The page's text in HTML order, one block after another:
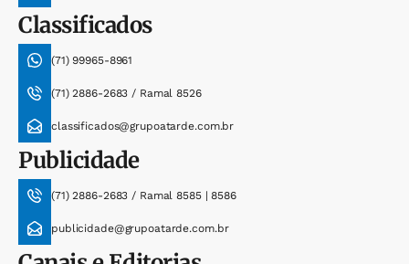
Classificados
(71) 99965-8961
(71) 2886-2683 / Ramal 8526
classificados@grupoatarde.com.br
Publicidade
(71) 2886-2683 / Ramal 8585 | 8586
publicidade@grupoatarde.com.br